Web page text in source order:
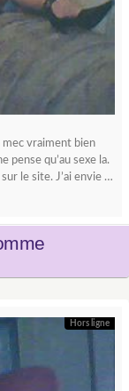
mec vraiment bien
pense qu’au sexe la.
sur le site. J’ai envie …
Hors ligne